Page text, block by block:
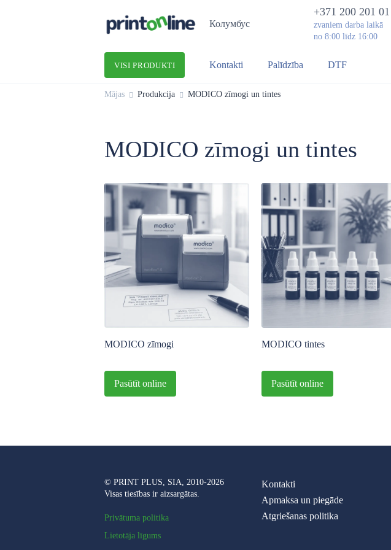
Колумбус
+371 200 201 01
zvaniem darba laikā
no 8:00 līdz 16:00
VISI PRODUKTI Kontakti Palīdzība DTF
Mājas Produkcija MODICO zīmogi un tintes
MODICO zīmogi un tintes
MODICO zīmogi
Pasūtīt online
MODICO tintes
Pasūtīt online
© PRINT PLUS, SIA, 2010-2026
Visas tiesības ir aizsargātas.
Privātuma politika
Lietotāja līgums
Kontakti
Apmaksa un piegāde
Atgriešanas politika